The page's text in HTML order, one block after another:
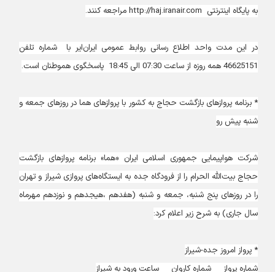
به پایگاه اینترنتی http://haj.iranair.com مراجعه کنند.
در این مدت واحد اطلاع رسانی روابط عمومی ایران‌ایر با شماره تلفن‌
46625151 همه روزه از ساعت 07:30 الی 18:45 پاسخگوی هموطنان است.
* برنامه پروازهای بازگشت حجاج به کشور با پروازهای هما در روزهای‌ جمعه و
شنبه پیش‌ رو
شرکت هواپیمایی جمهوری اسلامی ایران «هما» برنامه پروازهای بازگشت
حجاج بیت‌الله الحرام را از فرودگاه جده به ایستگاه‌های پروازی شیراز و تهران
را در روزهای پنج شنبه، جمعه‌ و شنبه (هفدهم ،هیجدهم و نوزدهم مهرماه
سال جاری) به شرح زیر اعلام کرد:
* پرواز امروز جده-شیراز
شماره پرواز شماره کاروان ساعت ورود به شیراز